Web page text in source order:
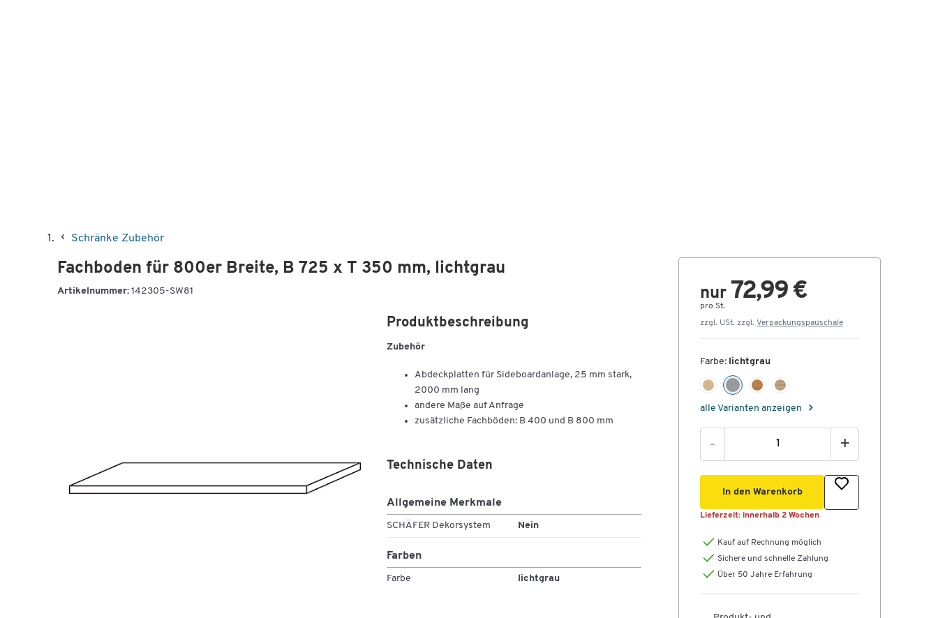
Schränke Zubehör
Fachboden für 800er Breite, B 725 x T 350 mm, lichtgrau
Artikelnummer: 142305-SW81
Produktbeschreibung
Zubehör
Abdeckplatten für Sideboardanlage, 25 mm stark,
2000 mm lang
andere Maße auf Anfrage
zusätzliche Fachböden: B 400 und B 800 mm
Technische Daten
Allgemeine Merkmale
SCHÄFER Dekorsystem Nein
Farben
Farbe lichtgrau
nur 72,99 €
pro St.
zzgl. USt. zzgl. Verpackungspauschale
Farbe: lichtgrau
alle Varianten anzeigen
- +
In den Warenkorb
Lieferzeit: innerhalb 2 Wochen
Kauf auf Rechnung möglich
Sichere und schnelle Zahlung
Über 50 Jahre Erfahrung